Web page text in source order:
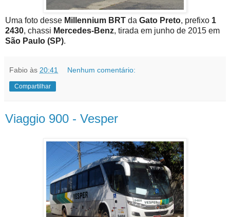
Uma foto desse Millennium BRT da Gato Preto, prefixo 1
2430, chassi Mercedes-Benz, tirada em junho de 2015 em
São Paulo (SP).
Fabio às 20:41 Nenhum comentário:
Compartilhar
Viaggio 900 - Vesper